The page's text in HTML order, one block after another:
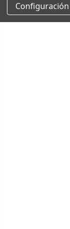
Configuración